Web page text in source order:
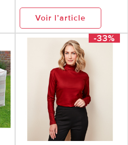
Voir l’article
-33%